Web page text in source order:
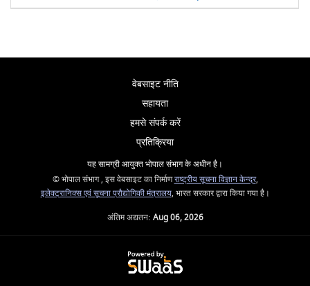
वेबसाइट नीति
सहायता
हमसे संपर्क करें
प्रतिक्रिया
यह सामग्री आयुक्त भोपाल संभाग के अधीन है।
© भोपाल संभाग , इस वेबसाइट का निर्माणराष्ट्रीय सूचना विज्ञान केन्द्र,
इलेक्ट्रानिक्स एवं सूचना प्रौद्योगिकी मंत्रालय, भारत सरकार द्वारा किया गया है।
अंतिम अद्यतन: Aug 06, 2026